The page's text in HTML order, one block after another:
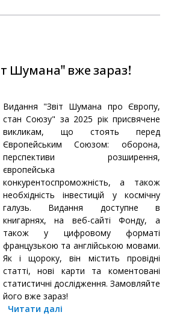
Шумана" вже зараз!
Видання "Звіт Шумана про Європу,
стан Союзу" за 2025 рік присвячене
викликам, що стоять перед
Європейським Союзом: оборона,
перспективи розширення,
європейська
конкурентоспроможність, а також
необхідність інвестицій у космічну
галузь. Видання доступне в
книгарнях, на веб-сайті Фонду, а
також у цифровому форматі
французькою та англійською мовами.
Як і щороку, він містить провідні
статті, нові карти та коментовані
статистичні дослідження. Замовляйте
його вже зараз!
Читати далі